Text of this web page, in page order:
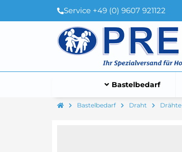
Service +49 (0) 9607 921122
Bastelbedarf
Bastelbedarf Draht Drähte